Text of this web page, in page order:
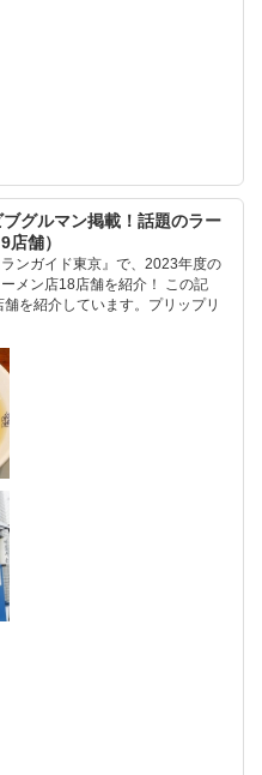
グルマン掲載！話題のラー
舗）
ンガイド東京』で、2023年度の
メン店18店舗を紹介！ この記
を紹介しています。プリップリ